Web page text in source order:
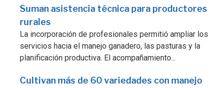
Suman asistencia técnica para productores
rurales
La incorporación de profesionales permitió ampliar los
servicios hacia el manejo ganadero, las pasturas y la
planificación productiva. El acompañamiento...
Cultivan más de 60 variedades con manejo